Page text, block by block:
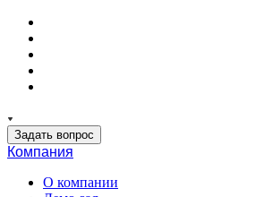
Задать вопрос
Компания
О компании